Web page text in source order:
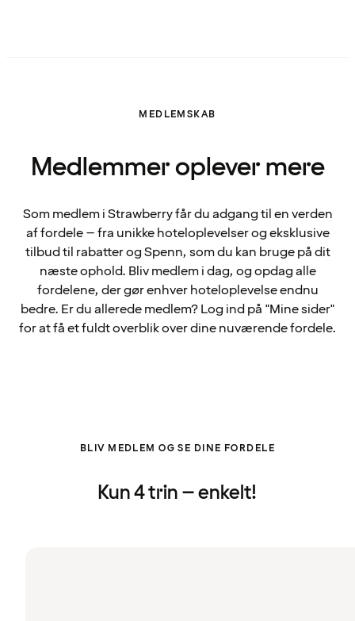
MEDLEMSKAB
Medlemmer oplever mere
Som medlem i Strawberry får du adgang til en verden
af fordele – fra unikke hoteloplevelser og eksklusive
tilbud til rabatter og Spenn, som du kan bruge på dit
næste ophold. Bliv medlem i dag, og opdag alle
fordelene, der gør enhver hoteloplevelse endnu
bedre. Er du allerede medlem? Log ind på "Mine sider"
for at få et fuldt overblik over dine nuværende fordele.
BLIV MEDLEM OG SE DINE FORDELE
Kun 4 trin – enkelt!